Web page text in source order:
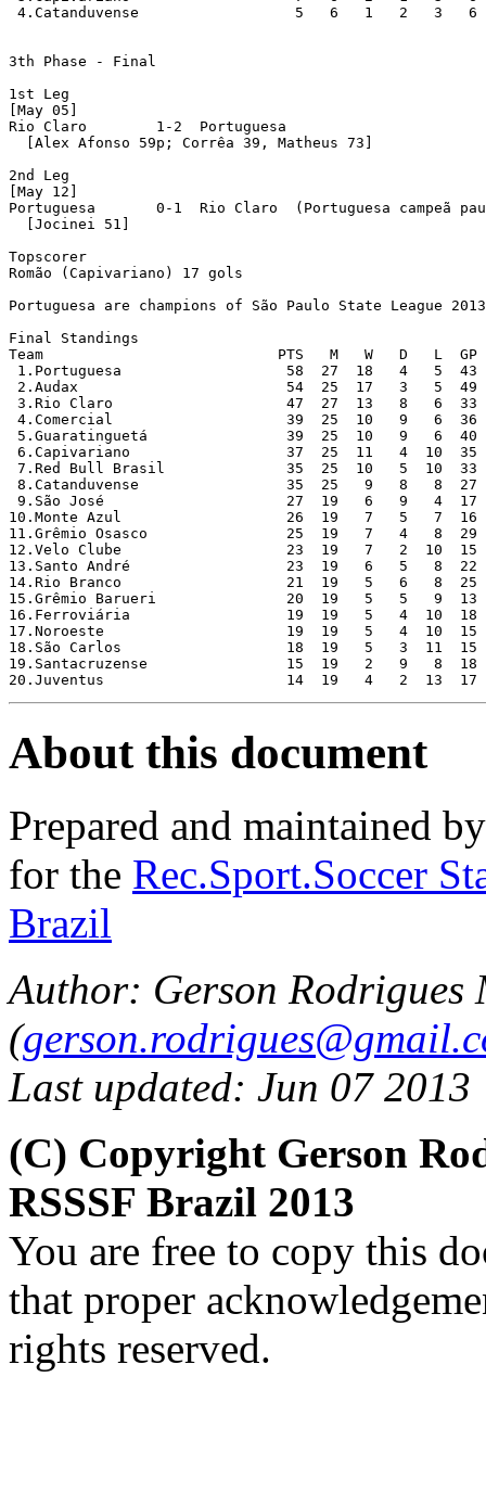
About this document
Prepared and maintained
for the Rec.Sport.Soccer
Brazil
Author: Gerson Rodrigues
(
Last updated: Jun 07 2013
(C) Copyright Gerson
RSSSF Brazil 2013
You are free to copy this
that proper
rights reserved.